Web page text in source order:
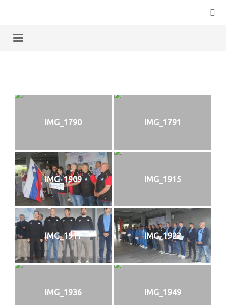
IMG_1790 IMG_1791
IMG_1909 IMG_1915
IMG_1917 IMG_1922
IMG_1936 IMG_1949